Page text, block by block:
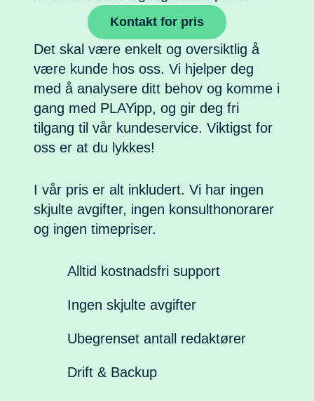
Det skal være enkelt og oversiktlig å
være kunde hos oss. Vi hjelper deg
med å analysere ditt behov og komme i
gang med PLAYipp, og gir deg fri
tilgang til vår kundeservice. Viktigst for
oss er at du lykkes!
I vår pris er alt inkludert. Vi har ingen
skjulte avgifter, ingen konsulthonorarer
og ingen timepriser.
Alltid kostnadsfri support
Ingen skjulte avgifter
Ubegrenset antall redaktører
Drift & Backup
Kontakt for pris